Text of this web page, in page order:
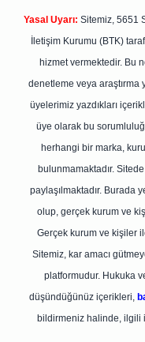
Yasal Uyarı: Sitemiz, 5651
İletişim Kurumu (BTK)
hizmet vermektedir. Bu
denetleme veya araştırma
üyelerimiz yazdıkları
üye olarak bu
herhangi bir marka,
bulunmamaktadır.
paylaşılmaktadır. Burada
olup, gerçek kurum ve
Gerçek kurum ve kişiler
Sitemiz, kar amacı
platformudur. Hukuka
düşündüğünüz içerikleri,
bildirmeniz halinde, ilgili